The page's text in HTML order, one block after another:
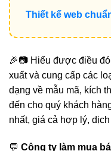
Thiết kế web
🎉📷 Hiểu được điều
xuất và cung cấp các
dạng về mẫu mã, kích
đến cho quý khách
nhất, giá cả hợp lý,
💬 Công ty làm mua